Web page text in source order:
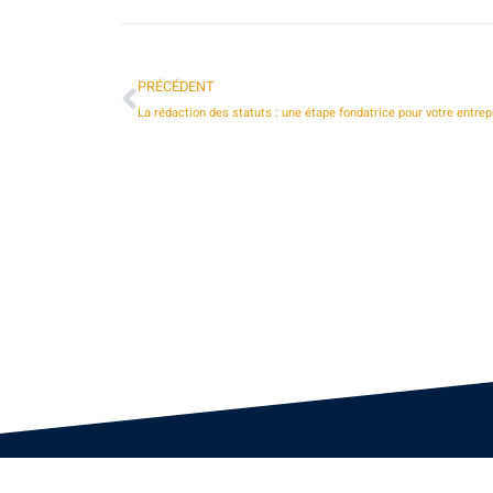
PRÉCÉDENT
La rédaction des statuts : une étape fondatrice pour votre